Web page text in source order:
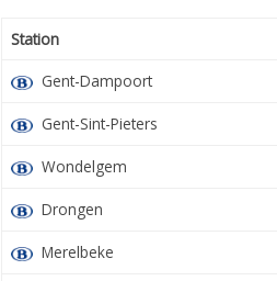
Station
Gent-Dampoort
Gent-Sint-Pieters
Wondelgem
Drongen
Merelbeke